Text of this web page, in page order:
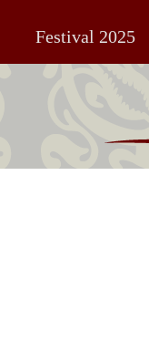
Festival 2025